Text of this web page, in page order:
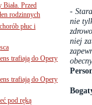
-
nie
niej
Przed
rodzinnych
płuc i
trafiają do Opery
trafiają do Opery
pod ręką